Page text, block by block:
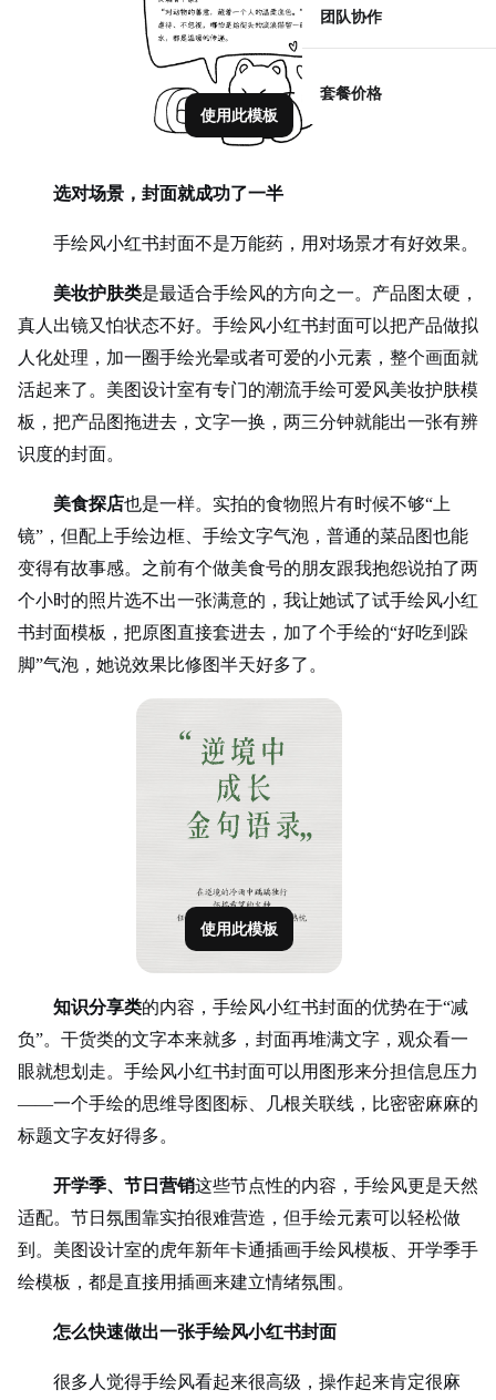
团队协作
套餐价格
使用此模板
选对场景，封面就成功了一半
手绘风小红书封面不是万能药，用对场景才有好效果。
美妆护肤类是最适合手绘风的方向之一。产品图太硬，
真人出镜又怕状态不好。手绘风小红书封面可以把产品做拟
人化处理，加一圈手绘光晕或者可爱的小元素，整个画面就
活起来了。美图设计室有专门的潮流手绘可爱风美妆护肤模
板，把产品图拖进去，文字一换，两三分钟就能出一张有辨
识度的封面。
美食探店也是一样。实拍的食物照片有时候不够“上
镜”，但配上手绘边框、手绘文字气泡，普通的菜品图也能
变得有故事感。之前有个做美食号的朋友跟我抱怨说拍了两
个小时的照片选不出一张满意的，我让她试了试手绘风小红
书封面模板，把原图直接套进去，加了个手绘的“好吃到跺
脚”气泡，她说效果比修图半天好多了。
使用此模板
知识分享类的内容，手绘风小红书封面的优势在于“减
负”。干货类的文字本来就多，封面再堆满文字，观众看一
眼就想划走。手绘风小红书封面可以用图形来分担信息压力
——一个手绘的思维导图图标、几根关联线，比密密麻麻的
标题文字友好得多。
开学季、节日营销这些节点性的内容，手绘风更是天然
适配。节日氛围靠实拍很难营造，但手绘元素可以轻松做
到。美图设计室的虎年新年卡通插画手绘风模板、开学季手
绘模板，都是直接用插画来建立情绪氛围。
怎么快速做出一张手绘风小红书封面
很多人觉得手绘风看起来很高级，操作起来肯定很麻